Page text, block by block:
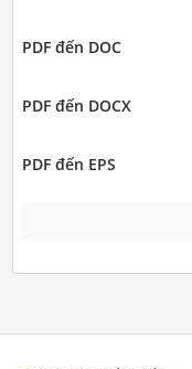
PDF đến DOC
PDF đến DOCX
PDF đến EPS